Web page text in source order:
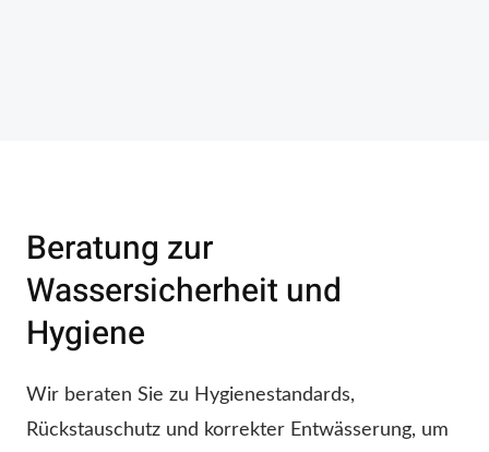
Beratung zur
Wassersicherheit und
Hygiene
Wir beraten Sie zu Hygienestandards,
Rückstauschutz und korrekter Entwässerung, um